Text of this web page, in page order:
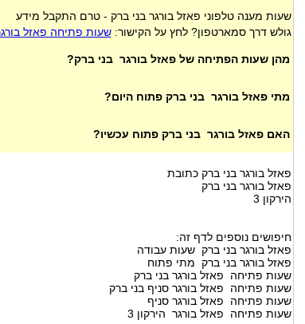
שעות מענה טלפוני פאזל בורגר בני ברק - טרם התקבל מידע
גולש דרך סמארטפון? לחץ על הקישור:שעות פתיחה פאזל
מהן שעות הפתיחה של פאזל בורגר בני ברק?
מתי פאזל בורגר בני ברק פתוח היום?
האם פאזל בורגר בני ברק פתוח עכשיו?
פאזל בורגר בני ברק כתובת
פאזל בורגר בני ברק
הירקון 3
חיפושים נוספים לדף זה:
פאזל בורגר בני ברק שעות עבודה
פאזל בורגר בני ברק מתי פתוח
שעות פתיחה פאזל בורגר בני ברק
שעות פתיחה פאזל בורגר סניף בני ברק
שעות פתיחה פאזל בורגר סניף
שעות פתיחה פאזל בורגר הירקון 3